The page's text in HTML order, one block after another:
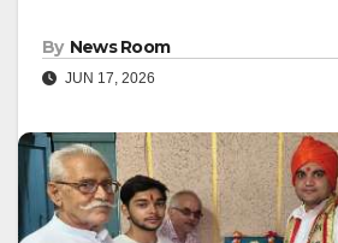
By News Room
JUN 17, 2026